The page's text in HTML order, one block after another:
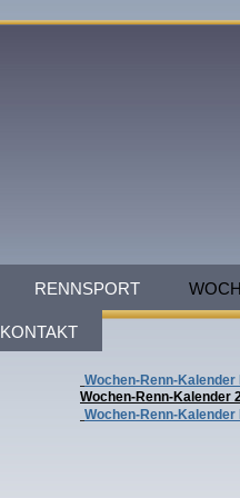
RENNSPORT
KONTAKT
Wochen-Renn-Kalender
Wochen-Renn-Kalender
Wochen-Renn-Kalender